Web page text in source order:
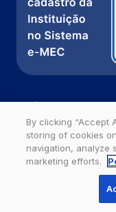
Política de
Fale com a gente
Ouvidoria
Estácio - Todos os
By clicking “Accept
storing of cookies
navigation, analyze
marketing efforts.